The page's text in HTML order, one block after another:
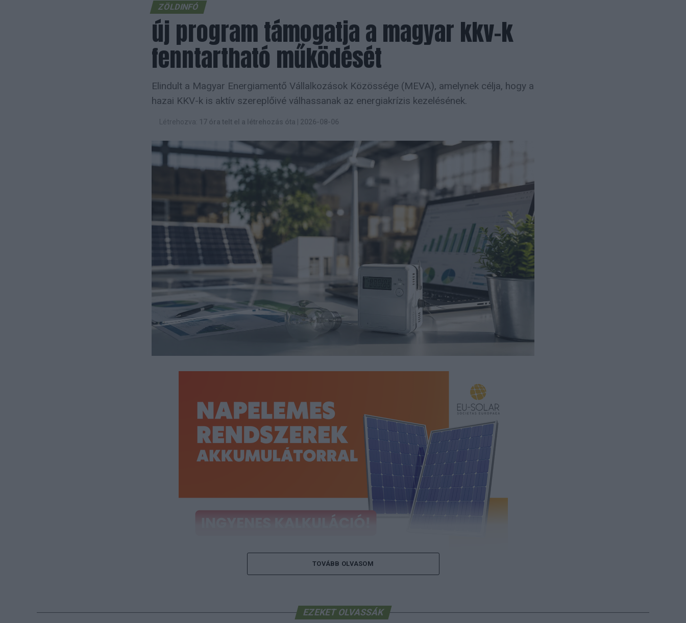
ZÖLDINFÓ
új program támogatja a magyar kkv-k
fenntartható működését
Elindult a Magyar Energiamentő Vállalkozások Közössége (MEVA), amelynek célja, hogy a
hazai KKV-k is aktív szereplőivé válhassanak az energiakrízis kezelésének.
Létrehozva: 17 óra telt el a létrehozás óta 2026-08-06
Töltse ki a napelem-kalkulátort, és tudja meg, mennyibe
kerülhet az Ön rendszere!Ingyenes kalkulálás itt
TOVÁBB OLVASOM
EZEKET OLVASSÁK